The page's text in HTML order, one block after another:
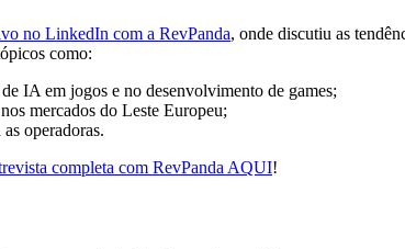
no LinkedIn com a RevPanda, onde discutiu as
como:
IA em jogos e no desenvolvimento de games;
mercados do Leste Europeu;
operadoras.
completa com RevPanda AQUI!